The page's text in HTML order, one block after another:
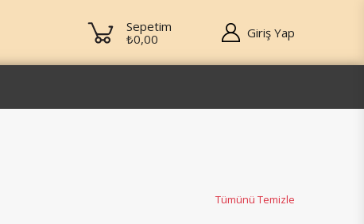
Sepetim
₺0,00
Giriş Yap
Tümünü Temizle